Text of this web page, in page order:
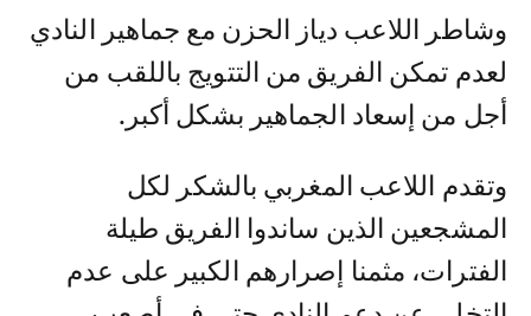
وشاطر اللاعب دياز الحزن مع جماهير النادي
لعدم تمكن الفريق من التتويج باللقب من
أجل من إسعاد الجماهير بشكل أكبر.
وتقدم اللاعب المغربي بالشكر لكل
المشجعين الذين ساندوا الفريق طيلة
الفترات، مثمنا إصرارهم الكبير على عدم